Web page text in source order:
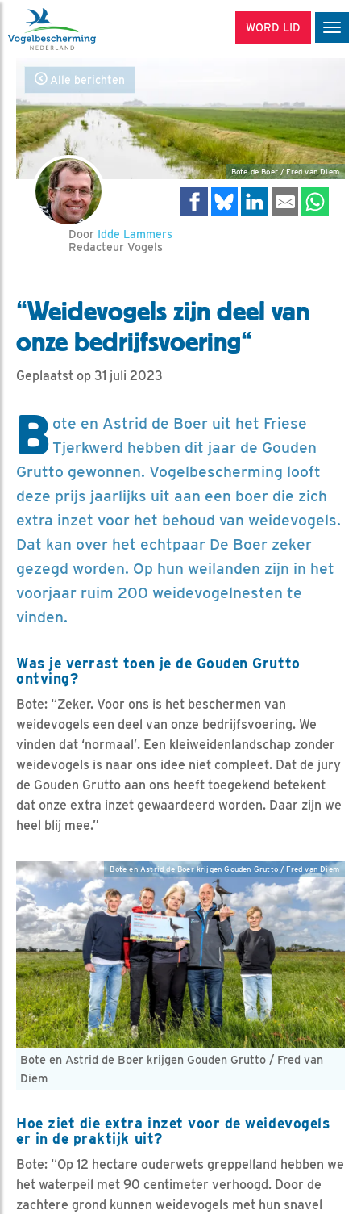
WORD LID
Alle berichten
Bote de Boer / Fred van Diem
Door Idde Lammers
Redacteur Vogels
“Weidevogels zijn deel van
onze bedrijfsvoering“
Geplaatst op 31 juli 2023
B ote en Astrid de Boer uit het Friese
Tjerkwerd hebben dit jaar de Gouden
Grutto gewonnen. Vogelbescherming looft
deze prijs jaarlijks uit aan een boer die zich
extra inzet voor het behoud van weidevogels.
Dat kan over het echtpaar De Boer zeker
gezegd worden. Op hun weilanden zijn in het
voorjaar ruim 200 weidevogelnesten te
vinden.
Was je verrast toen je de Gouden Grutto
ontving?
Bote: “Zeker. Voor ons is het beschermen van
weidevogels een deel van onze bedrijfsvoering. We
vinden dat ‘normaal’. Een kleiweidenlandschap zonder
weidevogels is naar ons idee niet compleet. Dat de jury
de Gouden Grutto aan ons heeft toegekend betekent
dat onze extra inzet gewaardeerd worden. Daar zijn we
heel blij mee.”
Bote en Astrid de Boer krijgen Gouden Grutto / Fred van
Diem
Bote en Astrid de Boer krijgen Gouden Grutto / Fred van Diem
Hoe ziet die extra inzet voor de weidevogels
er in de praktijk uit?
Bote: “Op 12 hectare ouderwets greppelland hebben we
het waterpeil met 90 centimeter verhoogd. Door de
zachtere grond kunnen weidevogels met hun snavel